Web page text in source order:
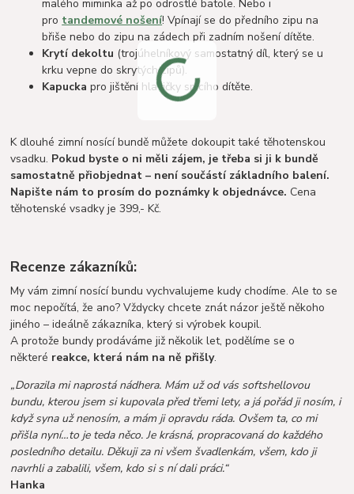
malého miminka až po odrostlé batole. Nebo i
pro tandemové nošení! Vpínají se do předního zipu na
břiše nebo do zipu na zádech při zadním nošení dítěte.
Krytí dekoltu (trojúhelníkový samostatný díl, který se u
krku vepne do skrytých zipů).
Kapucka pro jištění hlavičky spícího dítěte.
K dlouhé zimní nosící bundě můžete dokoupit také těhotenskou
vsadku. Pokud byste o ni měli zájem, je třeba si ji k bundě
samostatně přiobjednat – není součástí základního balení.
Napište nám to prosím do poznámky k objednávce. Cena
těhotenské vsadky je 399,- Kč.
Recenze zákazníků:
My vám zimní nosící bundu vychvalujeme kudy chodíme. Ale to se
moc nepočítá, že ano? Vždycky chcete znát názor ještě někoho
jiného – ideálně zákazníka, který si výrobek koupil.
A protože bundy prodáváme již několik let, podělíme se o
některé reakce, která nám na ně přišly.
„Dorazila mi naprostá nádhera. Mám už od vás softshellovou
bundu, kterou jsem si kupovala před třemi lety, a já pořád ji nosím, i
když syna už nenosím, a mám ji opravdu ráda. Ovšem ta, co mi
přišla nyní…to je teda něco. Je krásná, propracovaná do každého
posledního detailu. Děkuji za ni všem švadlenkám, všem, kdo ji
navrhli a zabalili, všem, kdo si s ní dali práci.“
Hanka